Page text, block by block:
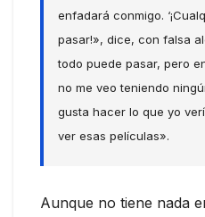
enfadará conmigo.
pasar!», dice, con falsa
todo puede pasar, pero
no me veo teniendo
gusta hacer lo que yo
ver esas películas».
Aunque no tiene nada